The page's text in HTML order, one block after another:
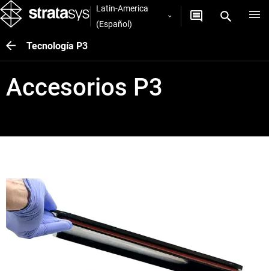
Latin-America
(Español)
Tecnología P3
Accesorios P3